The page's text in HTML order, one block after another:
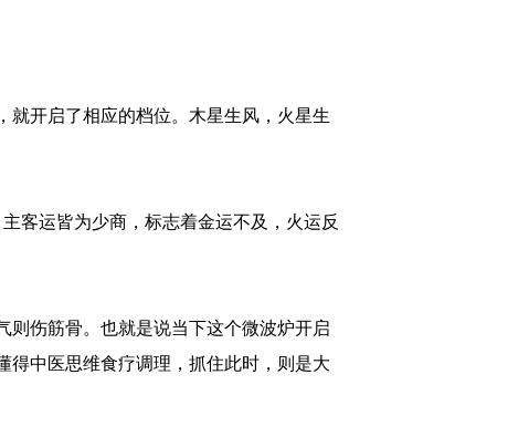
就开启了相应的档位。木星生风，火星生
客运皆为少商，标志着金运不及，火运反
则伤筋骨。也就是说当下这个微波炉开启
得中医思维食疗调理，抓住此时，则是大